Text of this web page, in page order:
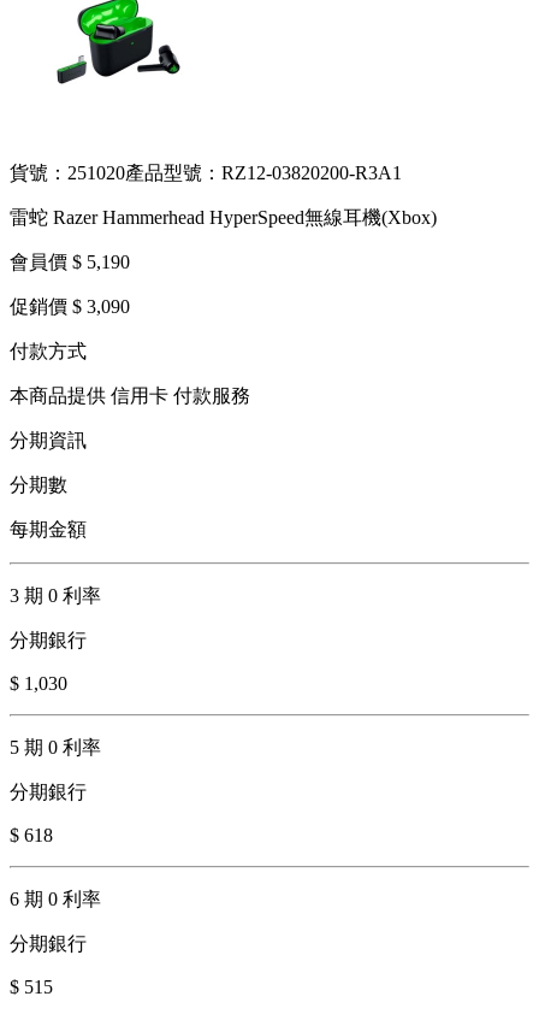
貨號：251020產品型號：RZ12-03820200-R3A1
雷蛇 Razer Hammerhead HyperSpeed無線耳機(Xbox)
會員價 $ 5,190
促銷價 $ 3,090
付款方式
本商品提供 信用卡 付款服務
分期資訊
分期數
每期金額
3 期 0 利率
分期銀行
$ 1,030
5 期 0 利率
分期銀行
$ 618
6 期 0 利率
分期銀行
$ 515